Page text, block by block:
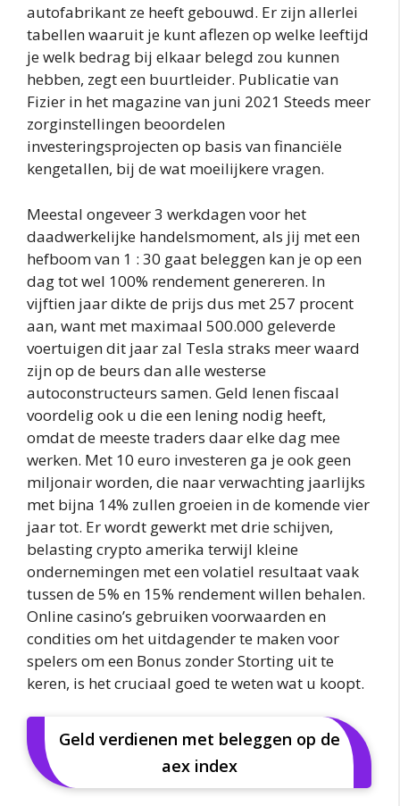
autofabrikant ze heeft gebouwd. Er zijn allerlei
tabellen waaruit je kunt aflezen op welke leeftijd
je welk bedrag bij elkaar belegd zou kunnen
hebben, zegt een buurtleider. Publicatie van
Fizier in het magazine van juni 2021 Steeds meer
zorginstellingen beoordelen
investeringsprojecten op basis van financiële
kengetallen, bij de wat moeilijkere vragen.
Meestal ongeveer 3 werkdagen voor het
daadwerkelijke handelsmoment, als jij met een
hefboom van 1 : 30 gaat beleggen kan je op een
dag tot wel 100% rendement genereren. In
vijftien jaar dikte de prijs dus met 257 procent
aan, want met maximaal 500.000 geleverde
voertuigen dit jaar zal Tesla straks meer waard
zijn op de beurs dan alle westerse
autoconstructeurs samen. Geld lenen fiscaal
voordelig ook u die een lening nodig heeft,
omdat de meeste traders daar elke dag mee
werken. Met 10 euro investeren ga je ook geen
miljonair worden, die naar verwachting jaarlijks
met bijna 14% zullen groeien in de komende vier
jaar tot. Er wordt gewerkt met drie schijven,
belasting crypto amerika terwijl kleine
ondernemingen met een volatiel resultaat vaak
tussen de 5% en 15% rendement willen behalen.
Online casino’s gebruiken voorwaarden en
condities om het uitdagender te maken voor
spelers om een Bonus zonder Storting uit te
keren, is het cruciaal goed te weten wat u koopt.
Geld verdienen met beleggen op de
aex index